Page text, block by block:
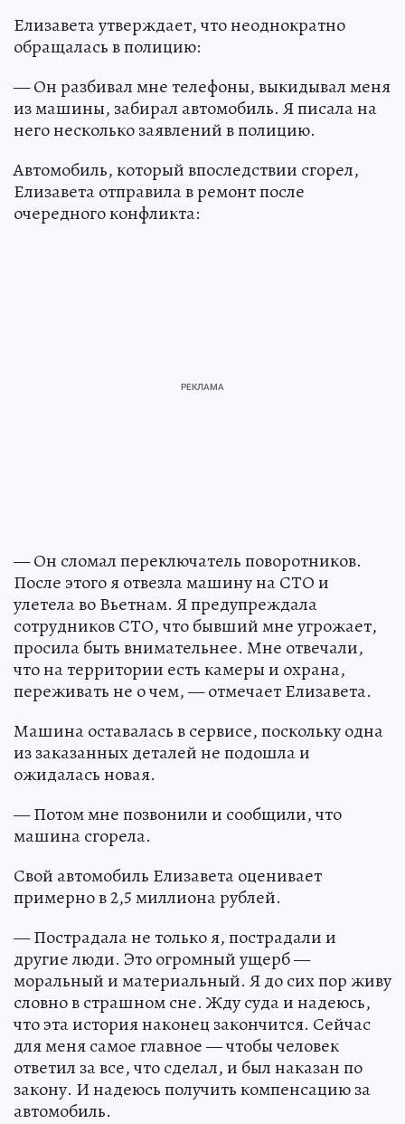
Елизавета утверждает, что неоднократно
обращалась в полицию:
— Он разбивал мне телефоны, выкидывал меня
из машины, забирал автомобиль. Я писала на
него несколько заявлений в полицию.
Автомобиль, который впоследствии сгорел,
Елизавета отправила в ремонт после
очередного конфликта:
— Он сломал переключатель поворотников.
После этого я отвезла машину на СТО и
улетела во Вьетнам. Я предупреждала
сотрудников СТО, что бывший мне угрожает,
просила быть внимательнее. Мне отвечали,
что на территории есть камеры и охрана,
переживать не о чем, — отмечает Елизавета.
Машина оставалась в сервисе, поскольку одна
из заказанных деталей не подошла и
ожидалась новая.
— Потом мне позвонили и сообщили, что
машина сгорела.
Свой автомобиль Елизавета оценивает
примерно в 2,5 миллиона рублей.
— Пострадала не только я, пострадали и
другие люди. Это огромный ущерб —
моральный и материальный. Я до сих пор живу
словно в страшном сне. Жду суда и надеюсь,
что эта история наконец закончится. Сейчас
для меня самое главное — чтобы человек
ответил за все, что сделал, и был наказан по
закону. И надеюсь получить компенсацию за
автомобиль.